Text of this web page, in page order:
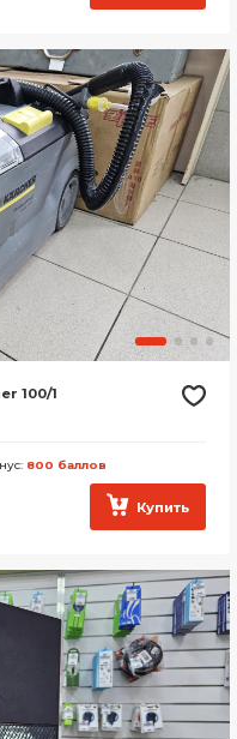
100/1
800 баллов
Купить